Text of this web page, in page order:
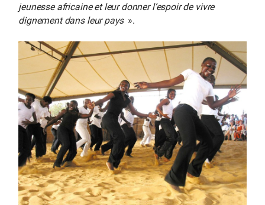
jeunesse africaine et leur donner l’espoir de vivre
dignement dans leur pays ».